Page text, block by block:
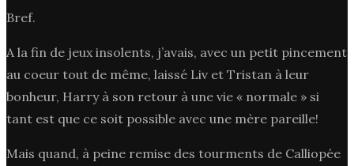
Bref.
A la fin de jeux insolents, j’avais, avec un petit pincement
au coeur tout de même, laissé Liv et Tristan à leur
bonheur, Harry à son retour à une vie « normale » si
tant est que ce soit possible avec une mère pareille!
Mais quand, à peine remise des tourments de Calliopée